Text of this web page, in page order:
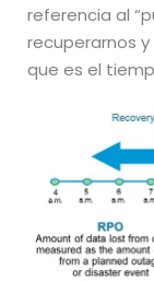
referencia al
recuperarnos y
que es el